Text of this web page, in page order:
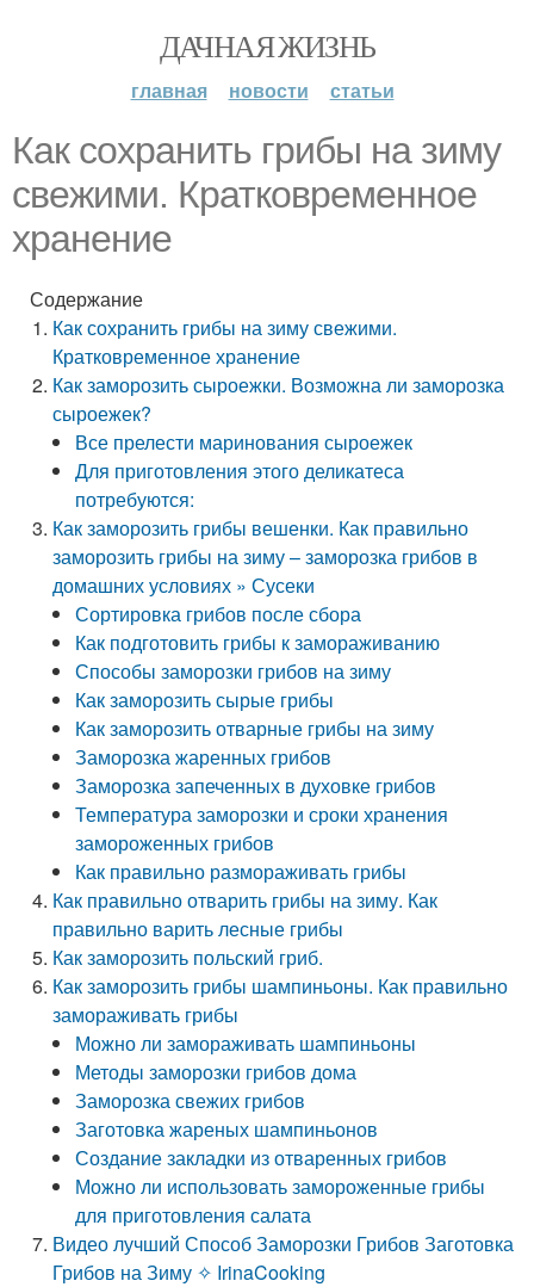
ДАЧНАЯ ЖИЗНЬ
главная новости статьи
Как сохранить грибы на зиму
свежими. Кратковременное
хранение
Содержание
Как сохранить грибы на зиму свежими.
Кратковременное хранение
Как заморозить сыроежки. Возможна ли заморозка
сыроежек?
Все прелести маринования сыроежек
Для приготовления этого деликатеса
потребуются:
Как заморозить грибы вешенки. Как правильно
заморозить грибы на зиму – заморозка грибов в
домашних условиях » Сусеки
Сортировка грибов после сбора
Как подготовить грибы к замораживанию
Способы заморозки грибов на зиму
Как заморозить сырые грибы
Как заморозить отварные грибы на зиму
Заморозка жаренных грибов
Заморозка запеченных в духовке грибов
Температура заморозки и сроки хранения
замороженных грибов
Как правильно размораживать грибы
Как правильно отварить грибы на зиму. Как
правильно варить лесные грибы
Как заморозить польский гриб.
Как заморозить грибы шампиньоны. Как правильно
замораживать грибы
Можно ли замораживать шампиньоны
Методы заморозки грибов дома
Заморозка свежих грибов
Заготовка жареных шампиньонов
Создание закладки из отваренных грибов
Можно ли использовать замороженные грибы
для приготовления салата
Видео лучший Способ Заморозки Грибов Заготовка
Грибов на Зиму ✧ IrinaCooking